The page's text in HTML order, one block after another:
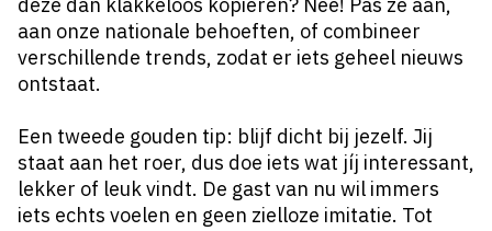
aan onze nationale behoeften, of combineer
verschillende trends, zodat er iets geheel nieuws
ontstaat.
Een tweede gouden tip: blijf dicht bij jezelf. Jij
staat aan het roer, dus doe iets wat jíj interessant,
lekker of leuk vindt. De gast van nu wil immers
iets echts voelen en geen zielloze imitatie. Tot